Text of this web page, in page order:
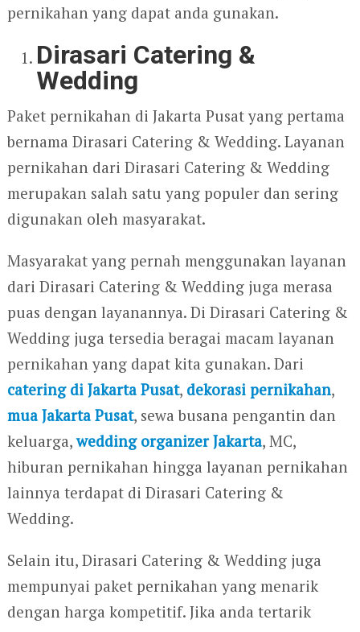
pernikahan yang dapat anda gunakan.
Dirasari Catering &
Wedding
Paket pernikahan di Jakarta Pusat yang pertama
bernama Dirasari Catering & Wedding. Layanan
pernikahan dari Dirasari Catering & Wedding
merupakan salah satu yang populer dan sering
digunakan oleh masyarakat.
Masyarakat yang pernah menggunakan layanan
dari Dirasari Catering & Wedding juga merasa
puas dengan layanannya. Di Dirasari Catering &
Wedding juga tersedia beragai macam layanan
pernikahan yang dapat kita gunakan. Dari
catering di Jakarta Pusat, dekorasi pernikahan,
mua Jakarta Pusat, sewa busana pengantin dan
keluarga,wedding organizer Jakarta, MC,
hiburan pernikahan hingga layanan pernikahan
lainnya terdapat di Dirasari Catering &
Wedding.
Selain itu, Dirasari Catering & Wedding juga
mempunyai paket pernikahan yang menarik
dengan harga kompetitif. Jika anda tertarik